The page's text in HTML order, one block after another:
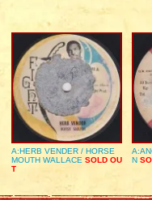
A:HERB VENDER / HORSE
MOUTH WALLACE SOLD OU
T
N